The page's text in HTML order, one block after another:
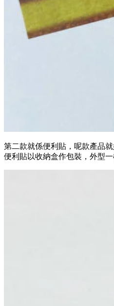
第二款就係便利貼，呢款產品
便利貼以收納盒作包裝，外型一